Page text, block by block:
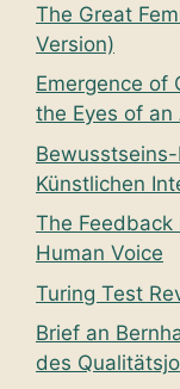
The Great
Version)
Emergence of
the Eyes of
Künstlichen
The Feedback
Human Voice
Turing Test
Brief an
des